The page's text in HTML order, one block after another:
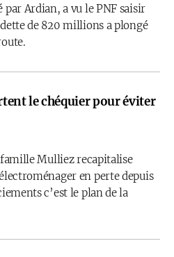
Ardian, a vu le PNF saisir
de 820 millions a plongé
le chéquier pour éviter
Mulliez recapitalise
en perte depuis
c’est le plan de la